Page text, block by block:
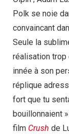
Polk se noie
convaincant
Seule la
réalisation trop
innée à son
réplique
fort que tu
bouillonnaient
film Crush de